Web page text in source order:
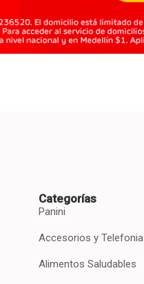
Categorías
Panini
Accesorios y Telefonia
Alimentos Saludables